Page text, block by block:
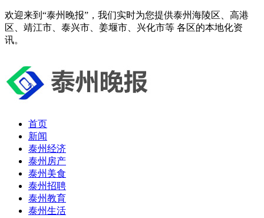
欢迎来到“泰州晚报”，我们实时为您提供泰州海陵区、高港
区、靖江市、泰兴市、姜堰市、兴化市等 各区的本地化资
讯。
首页
新闻
泰州经济
泰州房产
泰州美食
泰州招聘
泰州教育
泰州生活